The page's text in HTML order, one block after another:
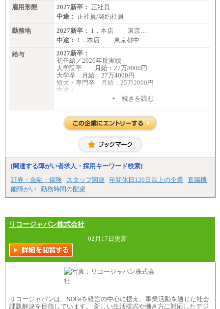
雇用形態 2027新卒： 正社員
中途： 正社員/契約社員
勤務地
2027新卒： 1．本店 東京…
中途： 1．本店 東京都中…
給与
2027新卒：
初任給／2026年度実績
大学院卒 月給：27万8000円
大学卒 月給：27万4000円
短大・専門卒 月給：25万2000円
中途：
※職務経験等を考慮し決定いたします。
※試用期間中も給与に変更はございません
+ 続きを読む
[関連する障がい者求人・採用キーワード検索]
証券・金融・保険
スタッフ関連 年間休日120日以上の企業
直腸機
能障がい 勤務時間の配慮
リコージャパン株式会社
02月17日更新
リコージャパンは、SDGsを経営の中心に据え、事業活動を通じた社会
課題解決を目指しています。 新しい生活様式や働き方に対応したデジ